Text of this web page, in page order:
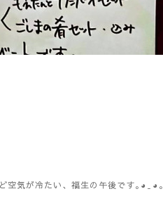
空気が冷たい、福生の午後です｡⁠◕⁠‿⁠◕⁠｡